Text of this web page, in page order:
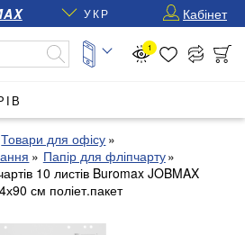
УКР Кабінет
1
Товари для офісу
Папір для фліпчарту
10 листів Buromax JOBMAX
см поліет.пакет